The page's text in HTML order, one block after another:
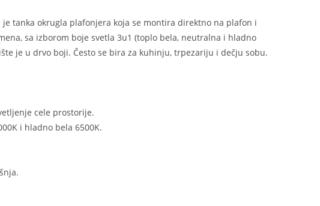
je tanka okrugla plafonjera koja se montira direktno na plafon i
sa izborom boje svetla 3u1 (toplo bela, neutralna i hladno
je u drvo boji. Često se bira za kuhinju, trpezariju i dečju sobu.
cele prostorije.
i hladno bela 6500K.